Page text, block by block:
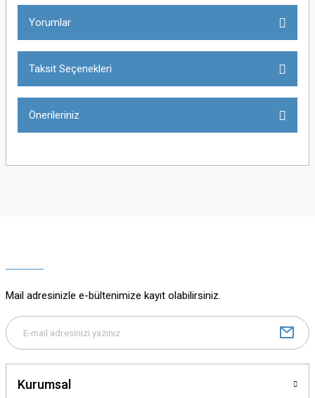
Yorumlar
Taksit Seçenekleri
Önerileriniz
Ürün açıklamasında eksik bilgiler bulunuyor.
Ürün bilgilerinde hatalar bulunuyor.
Bu ürüne benzer farklı alternatifler olmalı.
Mail adresinizle e-bültenimize kayıt olabilirsiniz.
Kurumsal